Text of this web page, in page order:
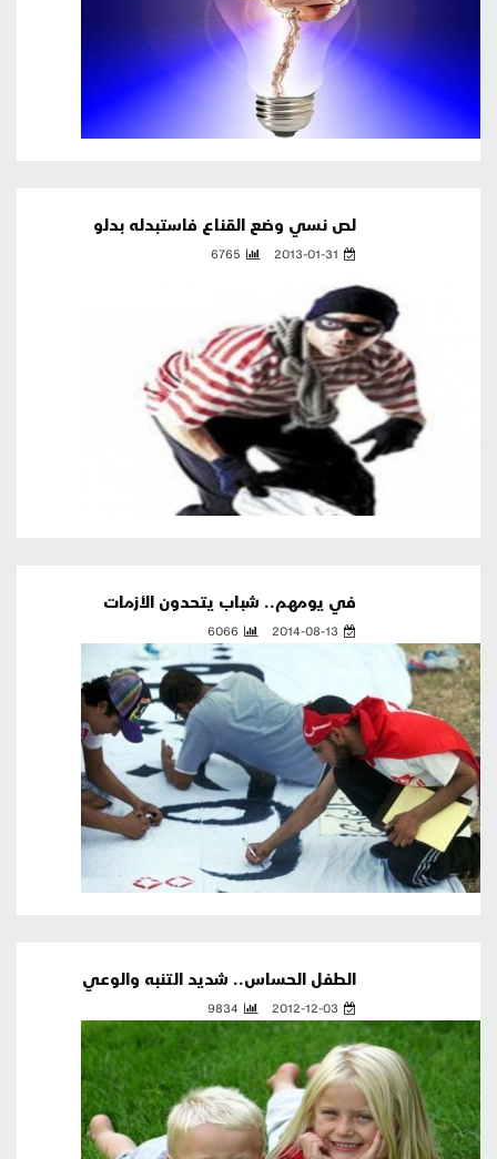
لص نسي وضع القناع فاستبدله بدلو
2013-01-31
6765
في يومهم.. شباب يتحدون الأزمات
2014-08-13
6066
الطفل الحساس.. شديد التنبه والوعي
2012-12-03
9834